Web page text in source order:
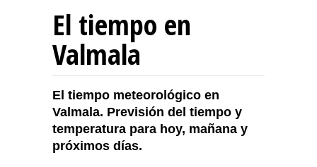
El tiempo en
Valmala
El tiempo meteorológico en
Valmala. Previsión del tiempo y
temperatura para hoy, mañana y
próximos días.